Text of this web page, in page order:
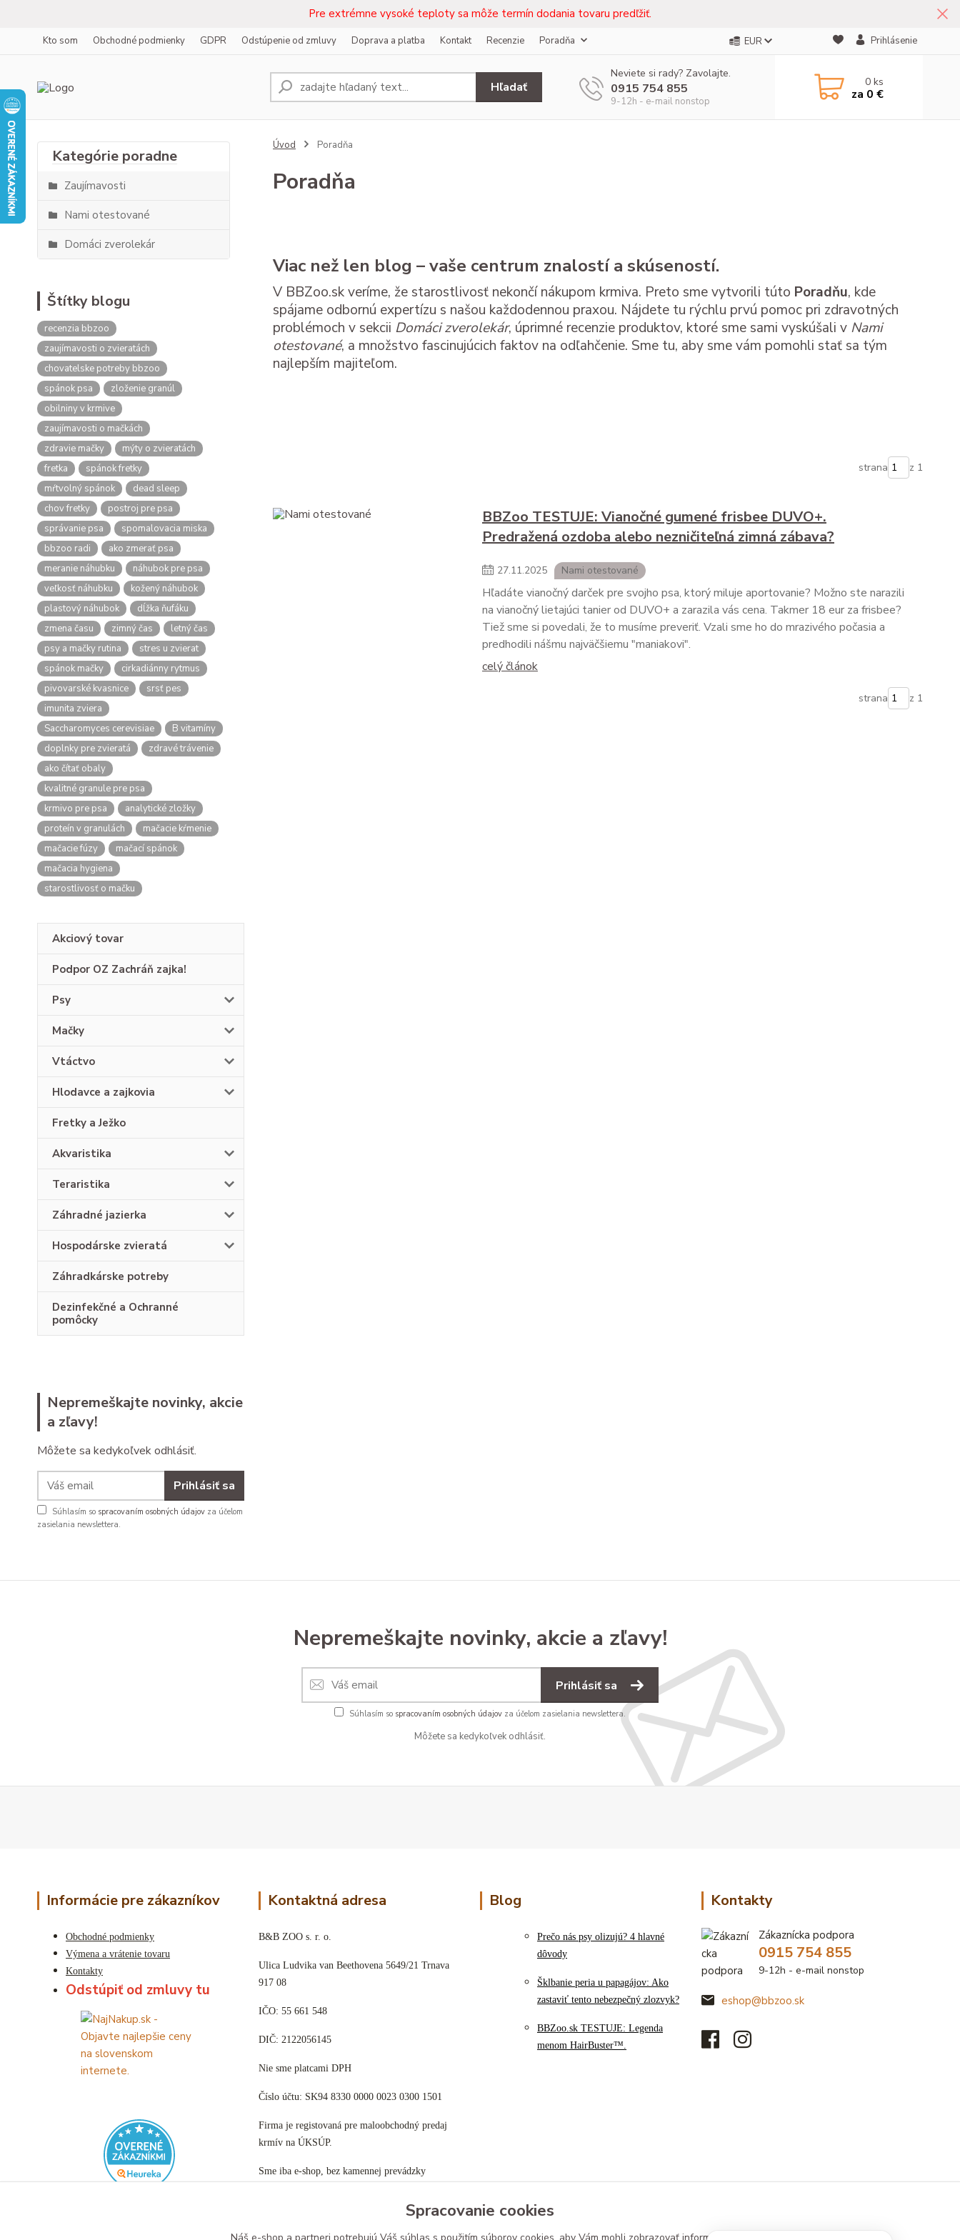
Pre extrémne vysoké teploty sa môže termín dodania tovaru predľžiť.
Kto som Obchodné podmienky GDPR Odstúpenie od zmluvy Doprava a platba Kontakt Recenzie Poradňa EUR Prihlásenie
Hľadať
Neviete si rady? Zavolajte.
0915 754 855
9-12h - e-mail nonstop
0ks
za 0 €
Zaujímavosti
Nami otestované
Domáci zverolekár
Štítky blogu
recenzia bbzoo
zaujímavosti o zvieratách
chovatelske potreby bbzoo
spánok psa
zloženie granúl
obilniny v krmive
zaujímavosti o mačkách
zdravie mačky
mýty o zvieratách
fretka
spánok fretky
mŕtvolný spánok
dead sleep
chov fretky
postroj pre psa
správanie psa
spomalovacia miska
bbzoo radi
ako zmerať psa
meranie náhubku
náhubok pre psa
veľkosť náhubku
kožený náhubok
plastový náhubok
dĺžka ňufáku
zmena času
zimný čas
letný čas
psy a mačky rutina
stres u zvierat
spánok mačky
cirkadiánny rytmus
pivovarské kvasnice
srsť pes
imunita zviera
Saccharomyces cerevisiae
B vitamíny
doplnky pre zvieratá
zdravé trávenie
ako čítať obaly
kvalitné granule pre psa
krmivo pre psa
analytické zložky
proteín v granulách
mačacie kŕmenie
mačacie fúzy
mačací spánok
mačacia hygiena
starostlivosť o mačku
Akciový tovar
Podpor OZ Zachráň zajka!
Psy
Mačky
Vtáctvo
Hlodavce a zajkovia
Fretky a Ježko
Akvaristika
Teraristika
Záhradné jazierka
Hospodárske zvieratá
Záhradkárske potreby
Dezinfekčné a Ochranné
pomôcky
Nepremeškajte novinky, akcie
a zľavy!
Môžete sa kedykoľvek odhlásiť.
Prihlásiť sa
Súhlasím so spracovaním osobných údajov za účelom
zasielania newslettera.
Úvod Poradňa
Poradňa
Viac než len blog – vaše centrum znalostí a skúseností.
V BBZoo.sk veríme, že starostlivosť nekončí nákupom krmiva. Preto sme vytvorili túto Poradňu, kde
spájame odbornú expertízu s našou každodennou praxou. Nájdete tu rýchlu prvú pomoc pri zdravotných
problémoch v sekcii Domáci zverolekár, úprimné recenzie produktov, ktoré sme sami vyskúšali v Nami
otestované, a množstvo fascinujúcich faktov na odľahčenie. Sme tu, aby sme vám pomohli stať sa tým
najlepším majiteľom.
strana z 1
BBZoo TESTUJE: Vianočné gumené frisbee DUVO+.
Predražená ozdoba alebo nezničiteľná zimná zábava?
27.11.2025 Nami otestované
Hľadáte vianočný darček pre svojho psa, ktorý miluje aportovanie? Možno ste narazili
na vianočný lietajúci tanier od DUVO+ a zarazila vás cena. Takmer 18 eur za frisbee?
Tiež sme si povedali, že to musíme preveriť. Vzali sme ho do mrazivého počasia a
predhodili nášmu najväčšiemu "maniakovi".
celý článok
strana z 1
Nepremeškajte novinky, akcie a zľavy!
Prihlásiť sa
Súhlasím so spracovaním osobných údajov za účelom zasielania newslettera.
Môžete sa kedykoľvek odhlásiť.
Informácie pre zákazníkov
Obchodné podmienky
Výmena a vrátenie tovaru
Kontakty
Odstúpiť od zmluvy tu
Kontaktná adresa
B&B ZOO s. r. o.
Ulica Ludvika van Beethovena 5649/21 Trnava
917 08
IČO: 55 661 548
DIČ: 2122056145
Nie sme platcami DPH
Číslo účtu: SK94 8330 0000 0023 0300 1501
Firma je registovaná pre maloobchodný predaj
krmív na ÚKSÚP.
Sme iba e-shop, bez kamennej prevádzky
Blog
Prečo nás psy olizujú? 4 hlavné
dôvody
Šklbanie peria u papagájov: Ako
zastaviť tento nebezpečný zlozvyk?
BBZoo.sk TESTUJE: Legenda
menom HairBuster™.
Kontakty
Zákaznícka podpora
0915 754 855
9-12h - e-mail nonstop
eshop@bbzoo.sk
Spracovanie cookies